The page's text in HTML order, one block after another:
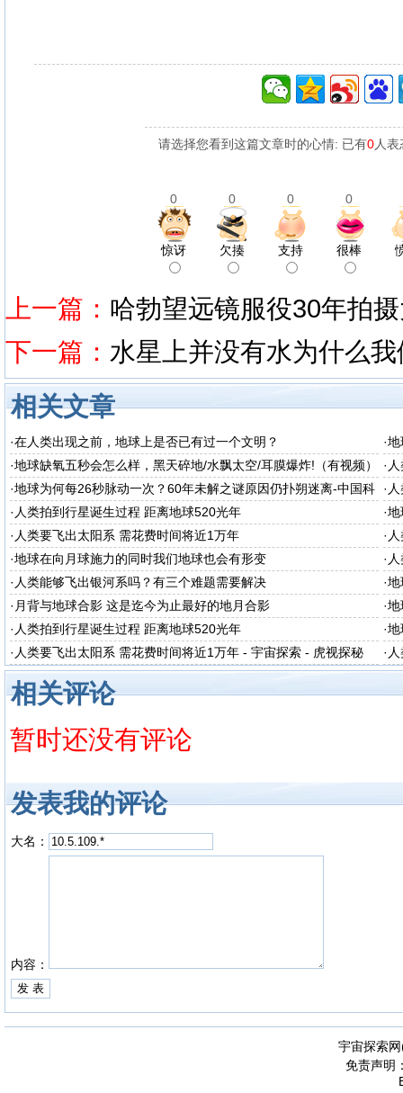
请选择您看到这篇文章时的心情: 已有0人
0 0 0 0
惊讶 欠揍 支持 很棒
上一篇： 哈勃望远镜服役30年拍
下一篇： 水星上并没有水为什么
相关文章
·在人类出现之前，地球上是否已有过一个文明？ ·地
·地球缺氧五秒会怎么样，黑天碎地/水飘太空/耳膜爆炸!（有视频） ·
·地球为何每26秒脉动一次？60年未解之谜原因仍扑朔迷离-中国科
普网
·
· 人类拍到行星诞生过程 距离地球520光年 ·地
· 人类要飞出太阳系 需花费时间将近1万年 ·
·地球在向月球施力的同时我们地球也会有形变 ·
· 人类能够飞出银河系吗？有三个难题需要解决 ·地
· 月背与地球合影 这是迄今为止最好的地月合影 ·地
· 人类拍到行星诞生过程 距离地球520光年 ·地
· 人类要飞出太阳系 需花费时间将近1万年 - 宇宙探索 - 虎视探秘 ·
相关评论
暂时还没有评论
发表我的评论
大名：
内容：
宇宙探索
免责声明